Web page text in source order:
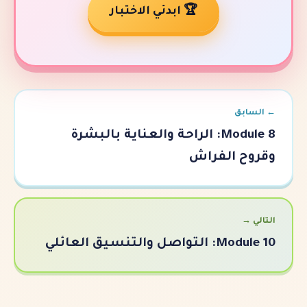
🏆 ابدئي الاختبار
Module 8: الراحة والعناية بالبشرة